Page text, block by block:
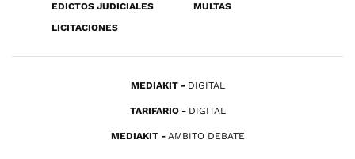
EDICTOS JUDICIALES
MULTAS
LICITACIONES
MEDIAKIT DIGITAL
TARIFARIO DIGITAL
MEDIAKIT AMBITO DEBATE